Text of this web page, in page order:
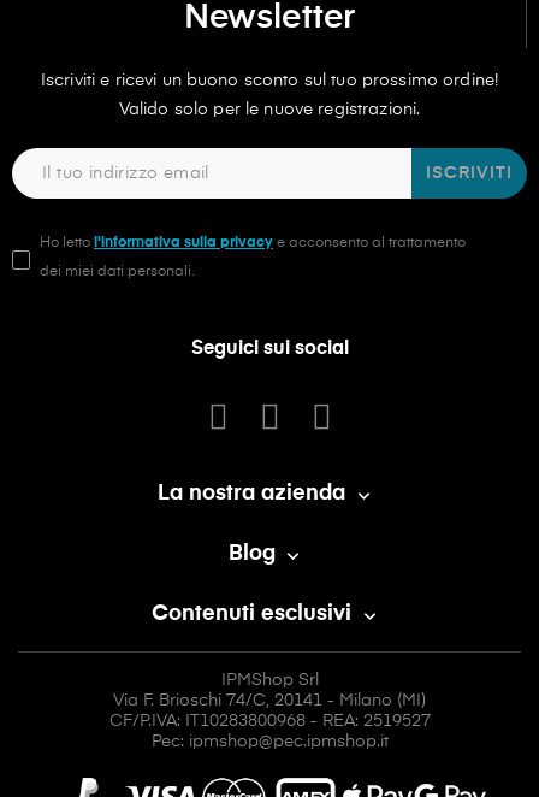
Newsletter
Iscriviti e ricevi un buono sconto sul tuo prossimo ordine!
Valido solo per le nuove registrazioni.
ISCRIVITI
Ho letto l'informativa sulla privacy e acconsento al trattamento
dei miei dati personali.
Seguici sui social
La nostra azienda 
Blog 
Contenuti esclusivi 
IPMShop Srl
Via F. Brioschi 74/C, 20141 - Milano (MI)
CF/P.IVA: IT10283800968 - REA: 2519527
Pec: ipmshop@pec.ipmshop.it